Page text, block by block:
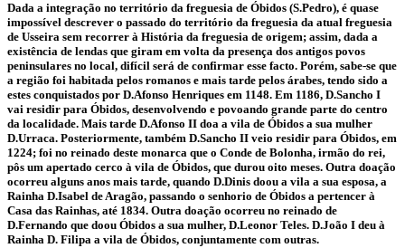
Dada a integração no território da freguesia de Óbidos (S.Pedro), é quase
impossível descrever o passado do território da freguesia da atual freguesia
de Usseira sem recorrer à História da freguesia de origem; assim, dada a
existência de lendas que giram em volta da presença dos antigos povos
peninsulares no local, difícil será de confirmar esse facto. Porém, sabe-se que
a região foi habitada pelos romanos e mais tarde pelos árabes, tendo sido a
estes conquistados por D.Afonso Henriques em 1148. Em 1186, D.Sancho I
vai residir para Óbidos, desenvolvendo e povoando grande parte do centro
da localidade. Mais tarde D.Afonso II doa a vila de Óbidos a sua mulher
D.Urraca. Posteriormente, também D.Sancho II veio residir para Óbidos, em
1224; foi no reinado deste monarca que o Conde de Bolonha, irmão do rei,
pôs um apertado cerco à vila de Óbidos, que durou oito meses. Outra doação
ocorreu alguns anos mais tarde, quando D.Dinis doou a vila a sua esposa, a
Rainha D.Isabel de Aragão, passando o senhorio de Óbidos a pertencer à
Casa das Rainhas, até 1834. Outra doação ocorreu no reinado de
D.Fernando que doou Óbidos a sua mulher, D.Leonor Teles. D.João I deu à
Rainha D. Filipa a vila de Óbidos, conjuntamente com outras.